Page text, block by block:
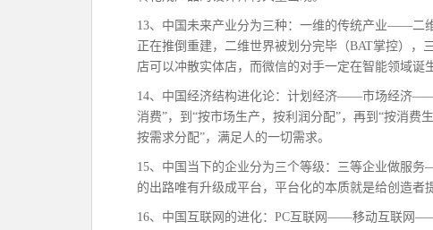
13、中国未来产业分为三种：一维的传统产业——
正在推倒重建，二维世界被划分完毕（BAT掌控），
店可以冲散实体店，而微信的对手一定在智能领域诞
14、中国经济结构进化论：计划经济——市场经济
消费”，到“按市场生产，按利润分配”，再到“按消费
按需求分配”，满足人的一切需求。
15、中国当下的企业分为三个等级：三等企业做
的出路唯有升级成平台，平台化的本质就是给创造者
16、中国互联网的进化：PC互联网——移动互联网